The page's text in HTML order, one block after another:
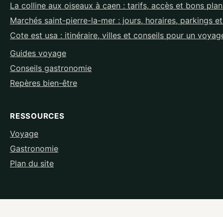
La colline aux oiseaux à caen : tarifs, accès et bons
Marchés saint-pierre-la-mer : jours, horaires, parkings
Cote est usa : itinéraire, villes et conseils pour un
Guides voyage
Conseils gastronomie
Repères bien-être
RESSOURCES
Voyage
Gastronomie
Plan du site